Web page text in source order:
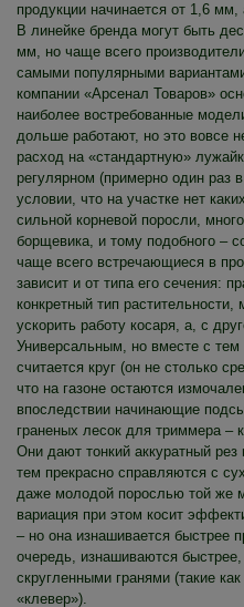
продукции начинается от 1,6
В линейке бренда могут быть
мм, но чаще всего
самыми популярными
компании «Арсенал Товаров»
наиболее востребованные
дольше работают, но это вовсе
расход на «стандартную»
регулярном (примерно один раз
условии, что на участке нет
сильной корневой поросли,
борщевика, и тому подобного –
чаще всего встречающиеся в
зависит и от типа его сечения:
конкретный тип
ускорить работу косаря, а, с
Универсальным, но вместе с тем
считается круг (он не столько
что на газоне остаются
впоследствии начинающие
граненых лесок для триммера –
Они дают тонкий аккуратный
тем прекрасно справляются с
даже молодой порослью той же
вариация при этом косит
– но она изнашивается быстрее
очередь, изнашиваются
скругленными гранями (такие
«клевер»).